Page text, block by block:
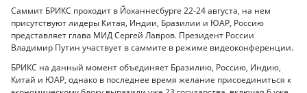
Саммит БРИКС проходит в Йоханнесбурге 22-24 августа, на нем
присутствуют лидеры Китая, Индии, Бразилии и ЮАР, Россию
представляет глава МИД Сергей Лавров. Президент России
Владимир Путин участвует в саммите в режиме видеоконференции.
БРИКС на данный момент объединяет Бразилию, Россию, Индию,
Китай и ЮАР, однако в последнее время желание присоединиться к